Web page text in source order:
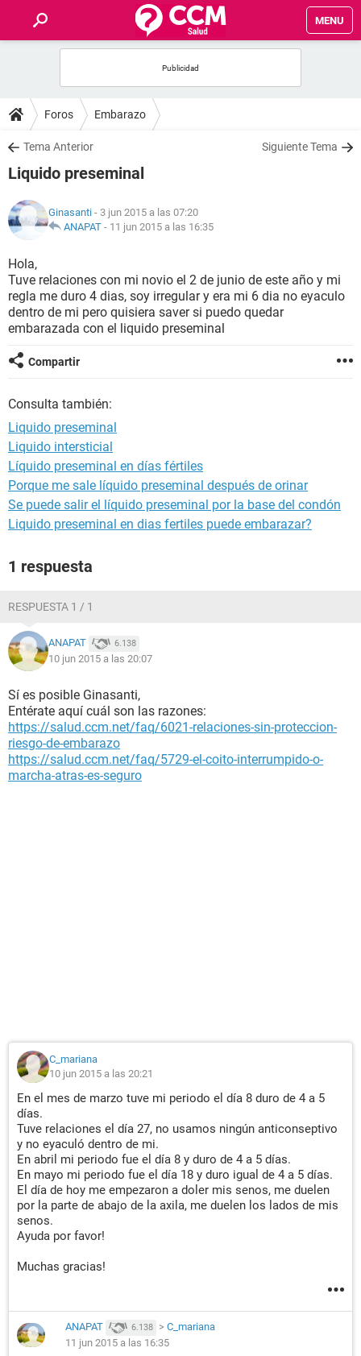
MENU
FOROS
SALUD
FAMILIA
NUTRICIÓN
BIENESTAR
SEXUALIDAD
GLOSARIO
Foros Embarazo
Tema Anterior Siguiente Tema
Liquido preseminal
Ginasanti - 3 jun 2015 a las 07:20
ANAPAT - 11 jun 2015 a las 16:35
Hola,
Tuve relaciones con mi novio el 2 de junio de este año y mi
regla me duro 4 dias, soy irregular y era mi 6 dia no eyaculo
dentro de mi pero quisiera saver si puedo quedar
embarazada con el liquido preseminal
Compartir
Consulta también:
Liquido preseminal
Liquido intersticial
Líquido preseminal en días fértiles
Porque me sale líquido preseminal después de orinar
Se puede salir el líquido preseminal por la base del condón
Liquido preseminal en dias fertiles puede embarazar?
1 respuesta
RESPUESTA 1 / 1
ANAPAT 6.138
10 jun 2015 a las 20:07
Sí es posible Ginasanti,
Entérate aquí cuál son las razones:
https://salud.ccm.net/faq/6021-relaciones-sin-proteccion-
riesgo-de-embarazo
https://salud.ccm.net/faq/5729-el-coito-interrumpido-o-
marcha-atras-es-seguro
C_mariana
10 jun 2015 a las 20:21
En el mes de marzo tuve mi periodo el día 8 duro de 4 a 5
días.
Tuve relaciones el día 27, no usamos ningún anticonseptivo
y no eyaculó dentro de mi.
En abril mi periodo fue el día 8 y duro de 4 a 5 días.
En mayo mi periodo fue el día 18 y duro igual de 4 a 5 días.
El día de hoy me empezaron a doler mis senos, me duelen
por la parte de abajo de la axila, me duelen los lados de mis
senos.
Ayuda por favor!
Muchas gracias!
ANAPAT 6.138 > C_mariana
11 jun 2015 a las 16:35